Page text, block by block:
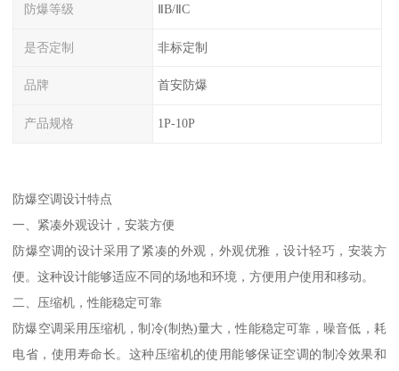
防爆等级 ⅡB/ⅡC
是否定制 非标定制
品牌 首安防爆
产品规格 1P-10P
防爆空调设计特点
一、紧凑外观设计，安装方便
防爆空调的设计采用了紧凑的外观，外观优雅，设计轻巧，安装方
便。这种设计能够适应不同的场地和环境，方便用户使用和移动。
二、压缩机，性能稳定可靠
防爆空调采用压缩机，制冷(制热)量大，性能稳定可靠，噪音低，耗
电省，使用寿命长。这种压缩机的使用能够保证空调的制冷效果和